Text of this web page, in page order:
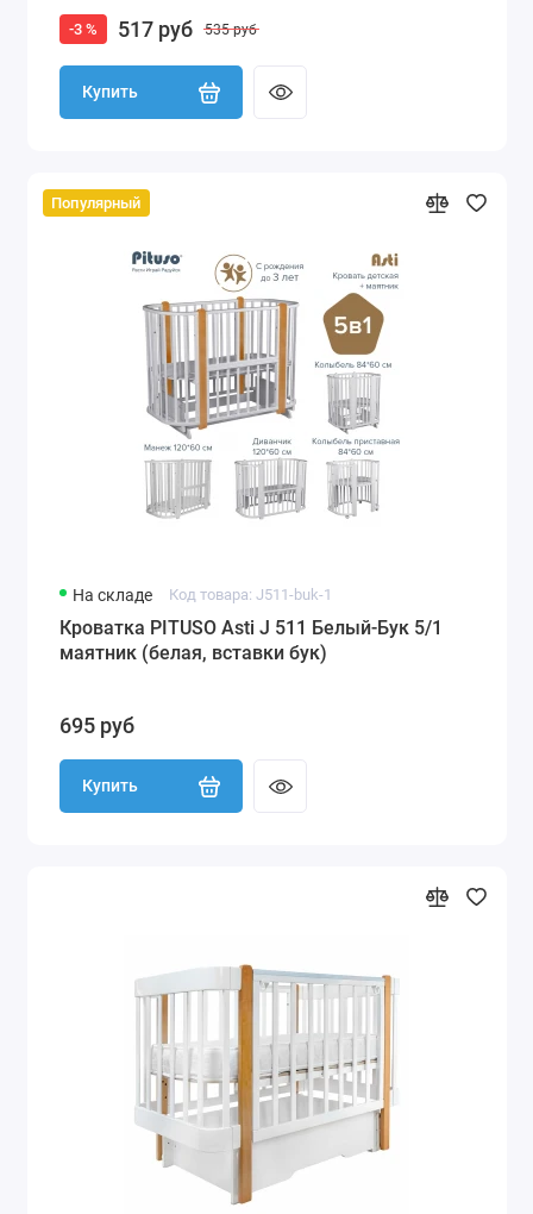
-3 % 517 руб 535 руб
Купить
Популярный
На складе Код товара: J511-buk-1
Кроватка PITUSO Asti J 511 Белый-Бук 5/1
маятник (белая, вставки бук)
695 руб
Купить